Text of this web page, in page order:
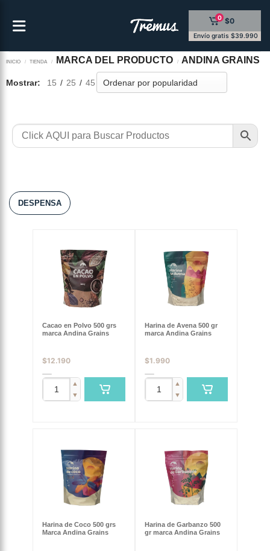
0 $0
Envío gratis $39.990
INICIO / TIENDA / MARCA DEL PRODUCTO / ANDINA GRAINS
Mostrar: 15 / 25 / 45
DESPENSA
Cacao en Polvo 500 grs
marca Andina Grains
$12.190
▲
▼
Harina de Avena 500 gr
marca Andina Grains
$1.990
▲
▼
Harina de Coco 500 grs
Marca Andina Grains
Harina de Garbanzo 500
gr marca Andina Grains